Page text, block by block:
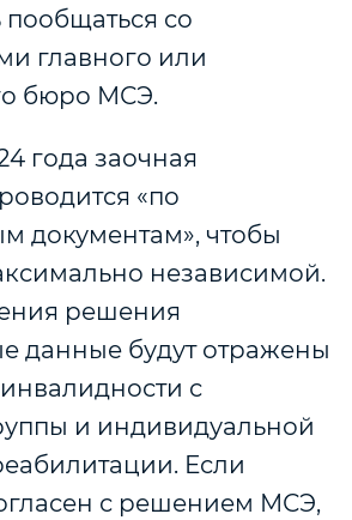
со
главного или
бюро МСЭ.
года заочная
«по
документам», чтобы
независимой.
решения
данные будут отражены
с
и индивидуальной
Если
с решением МСЭ,